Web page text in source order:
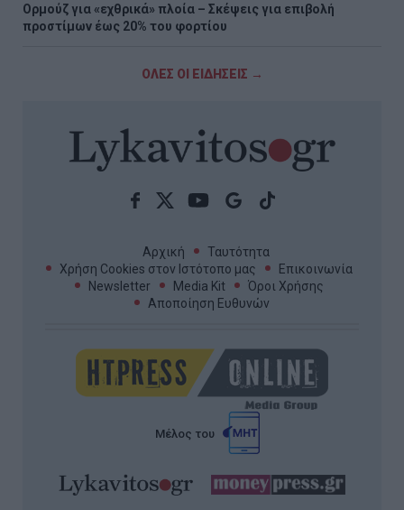
Ορμούζ για «εχθρικά» πλοία – Σκέψεις για επιβολή
προστίμων έως 20% του φορτίου
ΟΛΕΣ ΟΙ ΕΙΔΗΣΕΙΣ →
Αρχική
Ταυτότητα
Χρήση Cookies στον Ιστότοπο μας
Επικοινωνία
Newsletter
Media Kit
Όροι Χρήσης
Αποποίηση Ευθυνών
Μέλος του